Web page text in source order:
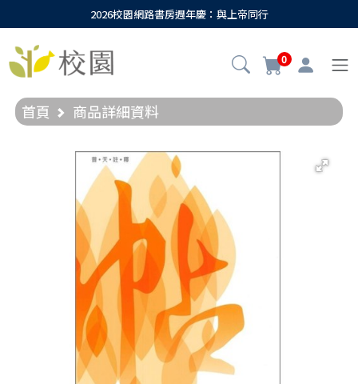
2026校園網路書房週年慶：與上帝同行
0
首頁 商品詳細資料